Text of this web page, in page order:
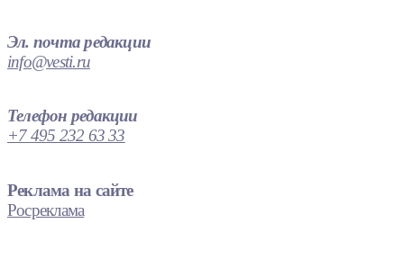
Эл. почта редакции
info@vesti.ru
Телефон редакции
+7 495 232 63 33
Реклама на сайте
Росреклама